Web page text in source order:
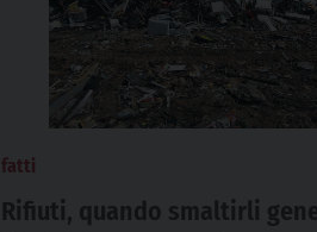
fatti
Rifiuti, quando smaltirli